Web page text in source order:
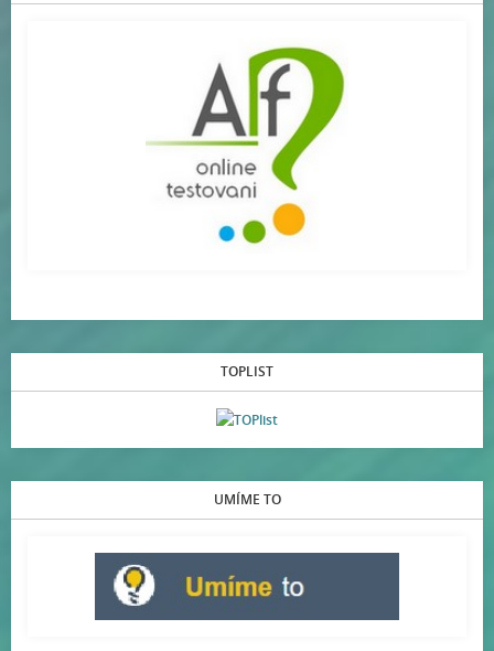
TOPLIST
UMÍME TO